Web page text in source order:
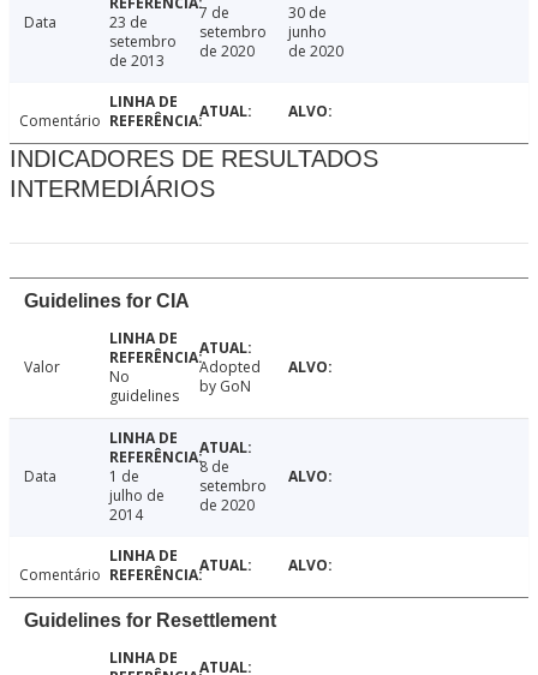
Data
23 de
setembro
de 2013
7 de
setembro
de 2020
30 de
junho
de 2020
Comentário
INDICADORES DE RESULTADOS
INTERMEDIÁRIOS
Guidelines for CIA
Valor
No
guidelines
Adopted
by GoN
Data
1 de
julho de
2014
8 de
setembro
de 2020
Comentário
Guidelines for Resettlement